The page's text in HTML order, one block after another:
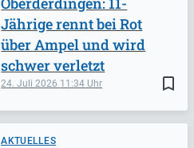
bookmark_border
24. Juli 2026 11:34
Jährige rennt bei Rot
über Ampel und wird
schwer verletzt
AKTUELLES